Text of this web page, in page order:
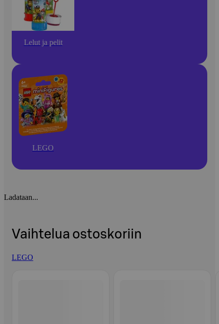
Lelut ja pelit
LEGO
Ladataan...
Vaihtelua ostoskoriin
LEGO